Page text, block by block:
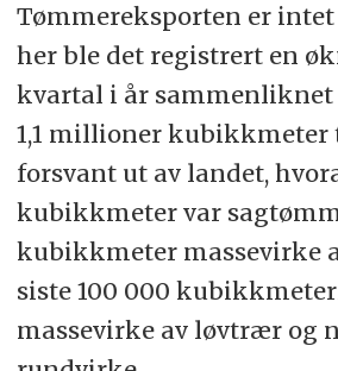
Tømmereksporten er
her ble det registrert en
kvartal i år sammenliknet
1,1 millioner kubikkmeter
forsvant ut av landet,
kubikkmeter var
kubikkmeter massevirke
siste 100 000
massevirke av løvtrær og